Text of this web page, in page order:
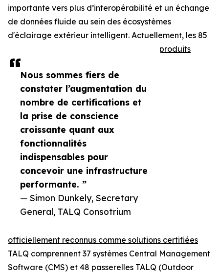
Nous sommes fiers de
constater l’augmentation du
nombre de certifications et
la prise de conscience
croissante quant aux
fonctionnalités
indispensables pour
concevoir une infrastructure
performante. ”
— Simon Dunkely, Secretary
General, TALQ Consotrium
importante vers plus d’interopérabilité et un échange
de données fluide au sein des écosystèmes
d'éclairage extérieur intelligent. Actuellement, les 85
produits
officiellement reconnus comme solutions certifiées
TALQ comprennent 37 systèmes Central Management
Software (CMS) et 48 passerelles TALQ (Outdoor